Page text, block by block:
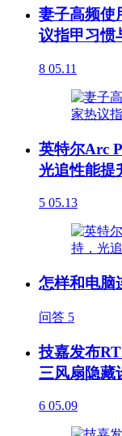
妻子高频使
议指甲习惯
8 05.11
英特尔Arc
光追性能提
5 05.13
怎样和电脑
问答 5
技嘉发布
三风扇隐藏
6 05.09